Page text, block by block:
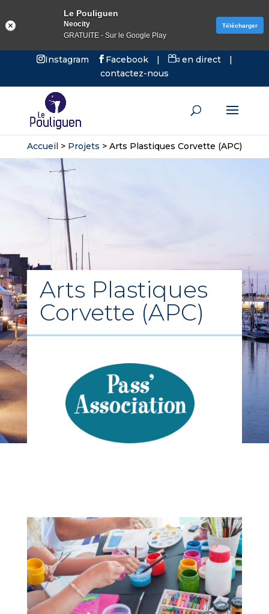
Instagram Facebook | en direct
|
contactez-nous
Accueil> Projets > Arts Plastiques Corvette (APC)
Arts Plastiques
Corvette (APC)
Le Pouliguen
Neocity
GRATUITE - Sur le Google Play
Télécharger